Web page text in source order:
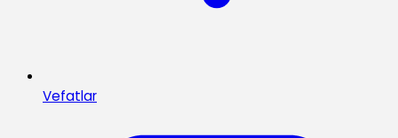
Vefatlar